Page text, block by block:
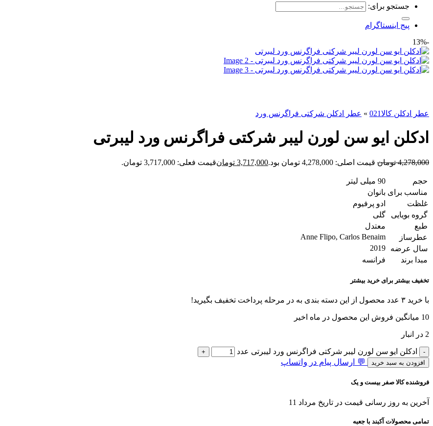
جستجو برای:
پیج اینستاگرام
-13%
عطر ادکلن کالا021 » عطر ادکلن شرکتی فراگرنس ورد
ادکلن ایو سن لورن لیبر شرکتی فراگرنس ورد لیبرتی
4,278,000 تومان قیمت اصلی: 4,278,000 تومان بود. 3,717,000 تومانقیمت فعلی: 3,717,000 تومان.
حجم
90 میلی لیتر
مناسب برای بانوان
غلظت
ادو پرفیوم
گروه بویایی
گلی
طبع
معتدل
عطرساز
Anne Flipo, Carlos Benaim
سال عرضه
2019
مبدا برند
فرانسه
تخفیف بیشتر برای خرید بیشتر
با خرید ۳ عدد محصول از این دسته بندی به در مرحله پرداخت تخفیف بگیرید!
10 میانگین فروش این محصول در ماه اخیر
2 در انبار
ادکلن ایو سن لورن لیبر شرکتی فراگرنس ورد لیبرتی عدد
افزودن به سبد خرید 💬 ارسال پیام در واتساپ
فروشنده کالا صفر بیست و یک
آخرین به روز رسانی قیمت در تاریخ مرداد 11
تمامی محصولات آکبند با جعبه